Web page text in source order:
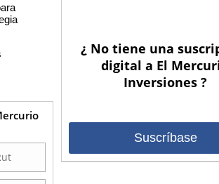
¿ No tiene una
digital a El
Inversiones ?
Suscríbase